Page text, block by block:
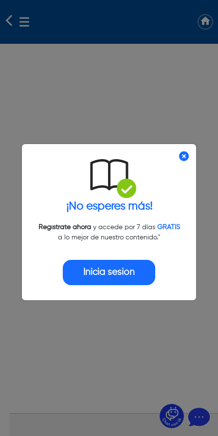
¡No esperes más!
Regístrate ahoray accede por 7 días GRATIS
a lo mejor de nuestro contenido."
Inicia sesión